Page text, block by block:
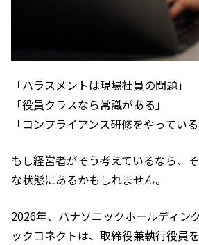
「ハラスメントは現場社員の問題」
「役員クラスなら常識がある」
「コンプライアンス研修をやってい
もし経営者がそう考えているなら、
な状態にあるかもしれません。
2026年、パナソニックホールディン
ックコネクトは、取締役兼執行役員